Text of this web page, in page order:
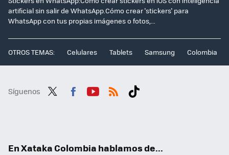
artificial sin salir de WhatsApp.Cómo crear 'stickers' para
WhatsApp con tus propias imágenes o fotos,...
OTROS TEMAS: Celulares Tablets Samsung Colombia
Síguenos
En Xataka Colombia hablamos de...